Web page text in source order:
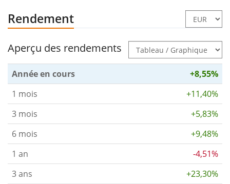
Rendement
Aperçu des rendements
Année en cours
+8,55%
1 mois
+11,40%
3 mois
+5,83%
6 mois
+9,48%
1 an
-4,51%
3 ans
+23,30%